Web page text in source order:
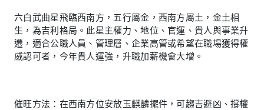
六白武曲星飛臨西南方，五行屬金，西南方屬土，金土相
生，為吉利格局。此星主權力、地位、官運、貴人與事業升
遷，適合公職人員、管理層、企業高管或希望在職場獲得權
威認可者，今年貴人運強，升職加薪機會大增。
催旺方法：在西南方位安放玉麒麟擺件，可趨吉避凶、撐權